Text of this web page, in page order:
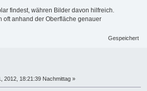
findest, währen Bilder davon hilfreich.
oft anhand der Oberfläche genauer
Gespeichert
2012, 18:21:39 Nachmittag »